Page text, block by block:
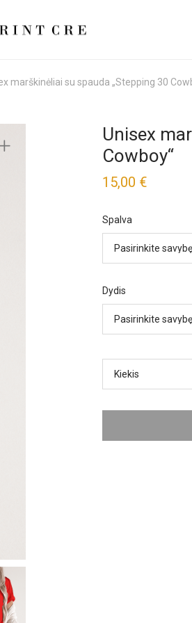
marškinėliai su spauda „Stepping 30
Unisex
Cowboy“
15,00 €
Spalva
Dydis
Kiekis